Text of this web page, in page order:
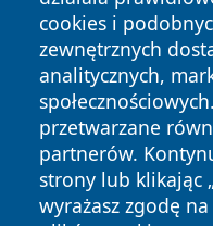
cookies i
zewnętrznych
analitycznych,
przetwarzane
partnerów.
strony lub klikając
wyrażasz zgodę
Copyright © 2026
zastrzeżone.